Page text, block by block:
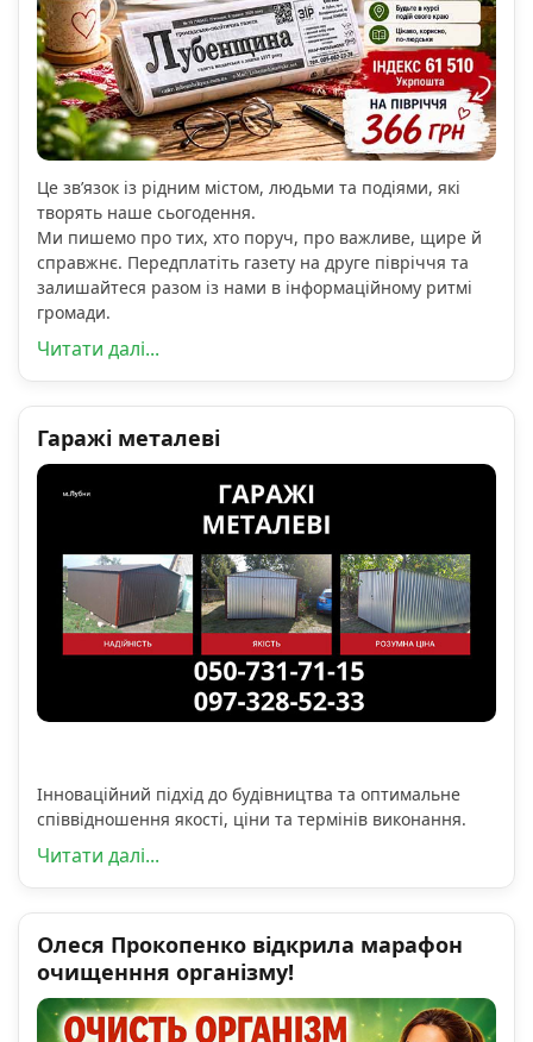
Це зв’язок із рідним містом, людьми та подіями, які
творять наше сьогодення.
Ми пишемо про тих, хто поруч, про важливе, щире й
справжнє. Передплатіть газету на друге півріччя та
залишайтеся разом із нами в інформаційному ритмі
громади.
Читати далі...
Гаражі металеві
Інноваційний підхід до будівництва та оптимальне
співвідношення якості, ціни та термінів виконання.
Читати далі...
Олеся Прокопенко відкрила марафон
очищенння організму!